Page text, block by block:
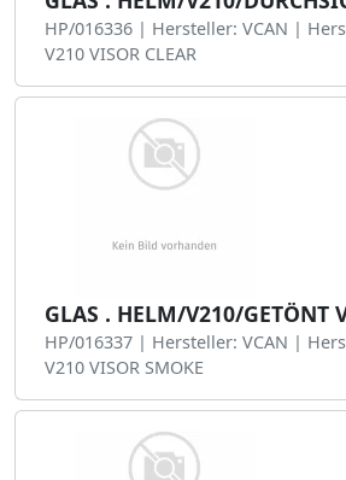
HP/016336 | Hersteller: VCAN |
V210 VISOR CLEAR
GLAS . HELM/V210/GETÖNT
HP/016337 | Hersteller: VCAN |
V210 VISOR SMOKE